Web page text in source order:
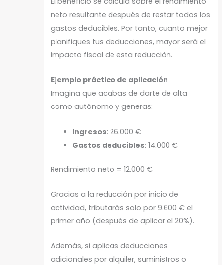
neto resultante después de restar todos los
gastos deducibles. Por tanto, cuanto mejor
planifiques tus deducciones, mayor será el
impacto fiscal de esta reducción.
Ejemplo práctico de aplicación
Imagina que acabas de darte de alta
como autónomo y generas:
Ingresos: 26.000 €
Gastos deducibles: 14.000 €
Rendimiento neto = 12.000 €
Gracias a la reducción por inicio de
actividad, tributarás solo por 9.600 € el
primer año (después de aplicar el 20%).
Además, si aplicas deducciones
adicionales por alquiler, suministros o